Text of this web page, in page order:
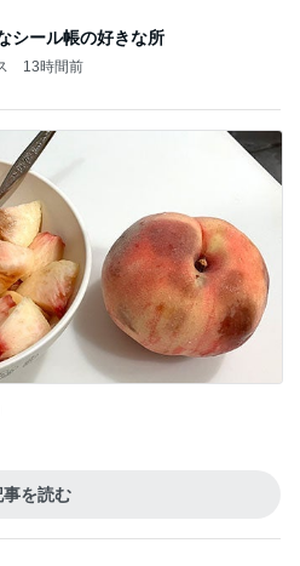
シール帳の好きな所
13時間前
事を読む